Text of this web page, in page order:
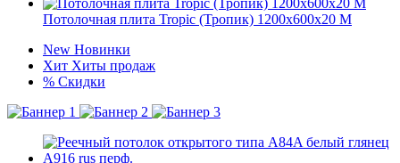
Потолочная плита Tropic (Тропик) 1200x600x20 M
New Новинки
Хит Хиты продаж
% Скидки